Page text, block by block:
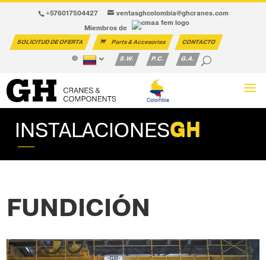
+576017504427
ventasghcolombia@ghcranes.com
Miembros de
SOLICITUD DE OFERTA Parts & Accesories
CONTACTO
S.W.
P.C. G.A.
INSTALACIONESGH
FUNDICIÓN